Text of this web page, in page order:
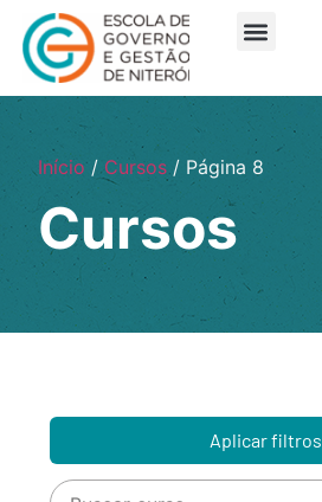
Início/Cursos/ Página 8
Cursos
Aplicar filtros